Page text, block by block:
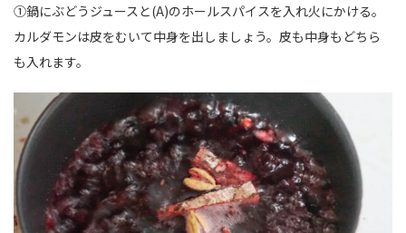
①鍋にぶどうジュースと(A)のホールスパイスを入れ火にかける。
カルダモンは皮をむいて中身を出しましょう。皮も中身もどちら
も入れます。